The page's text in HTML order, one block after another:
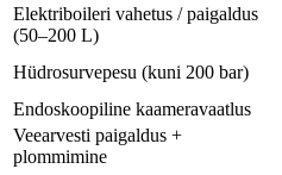
Elektriboileri vahetus / paigaldus
(50–200 L)
Hüdrosurvepesu (kuni 200 bar)
Endoskoopiline kaameravaatlus
Veearvesti paigaldus +
plommimine